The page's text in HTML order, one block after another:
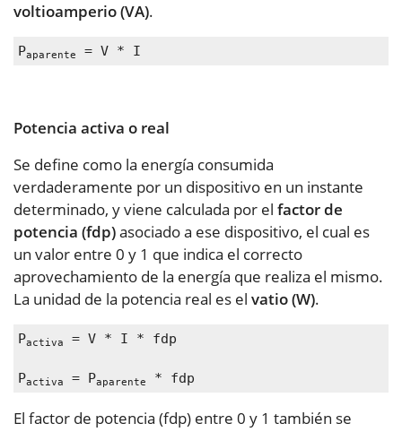
voltioamperio (VA).
Paparente = V * I
Potencia activa o real
Se define como la energía consumida
verdaderamente por un dispositivo en un instante
determinado, y viene calculada por el factor de
potencia (fdp)asociado a ese dispositivo, el cual es
un valor entre 0 y 1 que indica el correcto
aprovechamiento de la energía que realiza el mismo.
La unidad de la potencia real es el vatio (W).
Pactiva = V * I * fdp
Pactiva = Paparente * fdp
El factor de potencia (fdp) entre 0 y 1 también se